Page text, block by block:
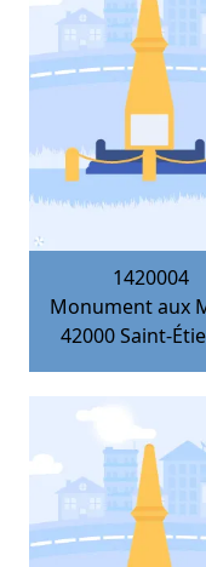
1420004
Monument aux
42000 Saint-